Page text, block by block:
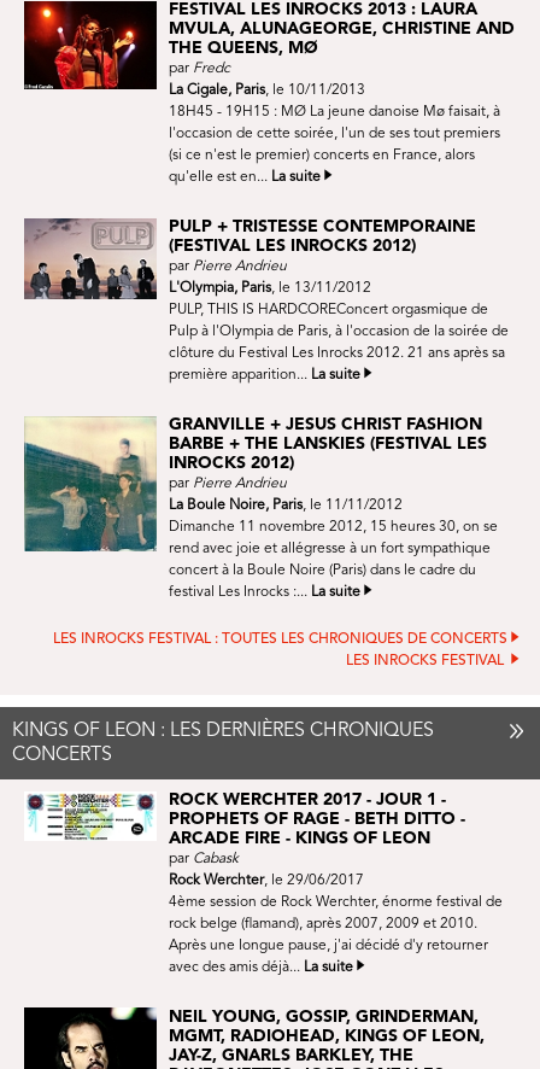
FESTIVAL LES INROCKS 2013 : LAURA
MVULA, ALUNAGEORGE, CHRISTINE AND
THE QUEENS, MØ
par Fredc
La Cigale, Paris, le 10/11/2013
18H45 - 19H15 : MØ La jeune danoise Mø faisait, à
l'occasion de cette soirée, l'un de ses tout premiers
(si ce n'est le premier) concerts en France, alors
qu'elle est en... La suite
PULP + TRISTESSE CONTEMPORAINE
(FESTIVAL LES INROCKS 2012)
par Pierre Andrieu
L'Olympia, Paris, le 13/11/2012
PULP, THIS IS HARDCOREConcert orgasmique de
Pulp à l'Olympia de Paris, à l'occasion de la soirée de
clôture du Festival Les Inrocks 2012. 21 ans après sa
première apparition... La suite
GRANVILLE + JESUS CHRIST FASHION
BARBE + THE LANSKIES (FESTIVAL LES
INROCKS 2012)
par Pierre Andrieu
La Boule Noire, Paris, le 11/11/2012
Dimanche 11 novembre 2012, 15 heures 30, on se
rend avec joie et allégresse à un fort sympathique
concert à la Boule Noire (Paris) dans le cadre du
festival Les Inrocks :... La suite
LES INROCKS FESTIVAL : TOUTES LES CHRONIQUES DE CONCERTS
LES INROCKS FESTIVAL
KINGS OF LEON : LES DERNIÈRES CHRONIQUES
CONCERTS
ROCK WERCHTER 2017 - JOUR 1 -
PROPHETS OF RAGE - BETH DITTO -
ARCADE FIRE - KINGS OF LEON
par Cabask
Rock Werchter, le 29/06/2017
4ème session de Rock Werchter, énorme festival de
rock belge (flamand), après 2007, 2009 et 2010.
Après une longue pause, j'ai décidé d'y retourner
avec des amis déjà... La suite
NEIL YOUNG, GOSSIP, GRINDERMAN,
MGMT, RADIOHEAD, KINGS OF LEON,
JAY-Z, GNARLS BARKLEY, THE